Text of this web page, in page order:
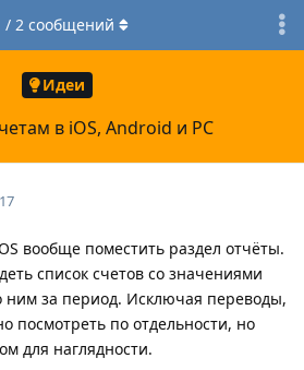
Идеи
в iOS, Android и PC
/ 2сообщений
вообще поместить раздел отчёты.
список счетов со значениями
ним за период. Исключая переводы,
посмотреть по отдельности, но
для наглядности.